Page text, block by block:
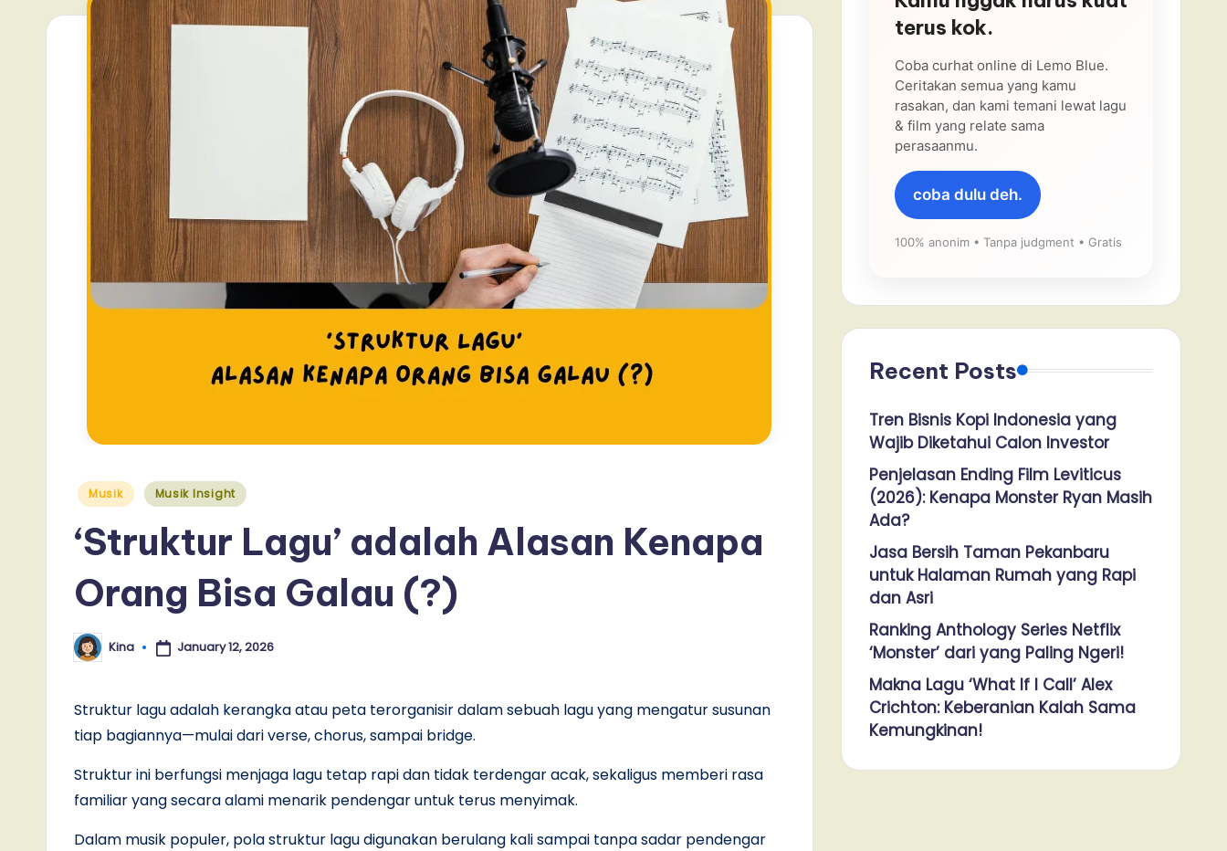
Posted
Musik Musik Insight
‘Struktur Lagu’ adalah Alasan Kenapa
Orang Bisa Galau (?)
Posted
by
Kina January 12, 2026
Struktur lagu adalah kerangka atau peta terorganisir dalam sebuah lagu yang mengatur susunan
tiap bagiannya—mulai dari verse, chorus, sampai bridge.
Struktur ini berfungsi menjaga lagu tetap rapi dan tidak terdengar acak, sekaligus memberi rasa
familiar yang secara alami menarik pendengar untuk terus menyimak.
Dalam musik populer, pola struktur lagu digunakan berulang kali sampai tanpa sadar pendengar
terus kok.
Coba curhat online di Lemo Blue.
Ceritakan semua yang kamu
rasakan, dan kami temani lewat lagu
& film yang relate sama
perasaanmu.
coba dulu deh.
100% anonim • Tanpa judgment • Gratis
Recent Posts
Tren Bisnis Kopi Indonesia yang
Wajib Diketahui Calon Investor
Penjelasan Ending Film Leviticus
(2026): Kenapa Monster Ryan Masih
Ada?
Jasa Bersih Taman Pekanbaru
untuk Halaman Rumah yang Rapi
dan Asri
Ranking Anthology Series Netflix
‘Monster’ dari yang Paling Ngeri!
Makna Lagu ‘What If I Call’ Alex
Crichton: Keberanian Kalah Sama
Kemungkinan!